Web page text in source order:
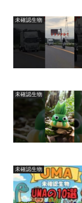
未確認生物
未確認生物
未確認生物